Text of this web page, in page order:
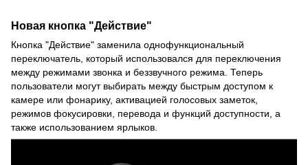
Новая кнопка "Действие"
Кнопка "Действие" заменила однофункциональный
переключатель, который использовался для переключения
между режимами звонка и беззвучного режима. Теперь
пользователи могут выбирать между быстрым доступом к
камере или фонарику, активацией голосовых заметок,
режимов фокусировки, перевода и функций доступности, а
также использованием ярлыков.